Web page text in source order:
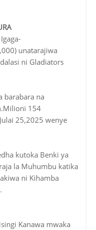
unatarajiwa
ni Gladiators
barabara na
154
25,2025 wenye
kutoka Benki ya
la Muhumbu katika
ni Kihamba
Kanawa mwaka